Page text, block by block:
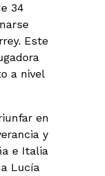
34
Este
a nivel
en
y
e Italia
Lucía